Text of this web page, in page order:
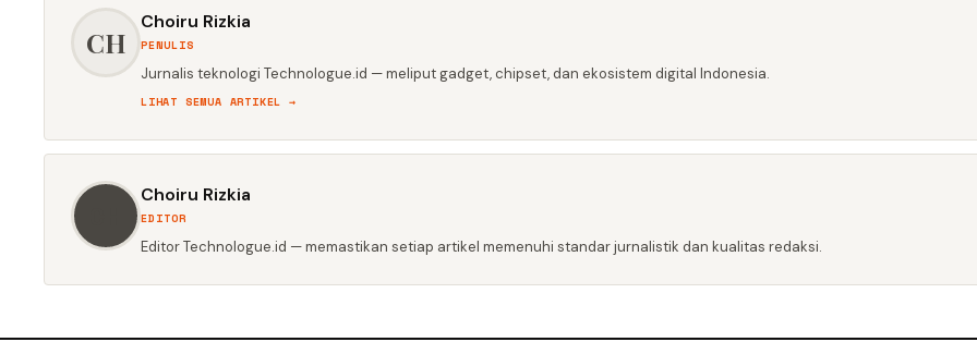
CH
Choiru Rizkia
PENULIS
Jurnalis teknologi Technologue.id — meliput gadget, chipset, dan ekosistem digital Indonesia.
LIHAT SEMUA ARTIKEL →
Choiru Rizkia
EDITOR
Editor Technologue.id — memastikan setiap artikel memenuhi standar jurnalistik dan kualitas redaksi.